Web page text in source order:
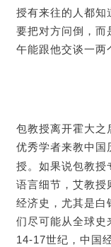
授有来往的人都知
要把对方问倒，而
午能跟他交谈一两
包教授离开霍大之
优秀学者来教中国
授。如果说包教授
语言细节，艾教授
经济史，尤其是白
们尽可能从全球史
14-17世纪，中国